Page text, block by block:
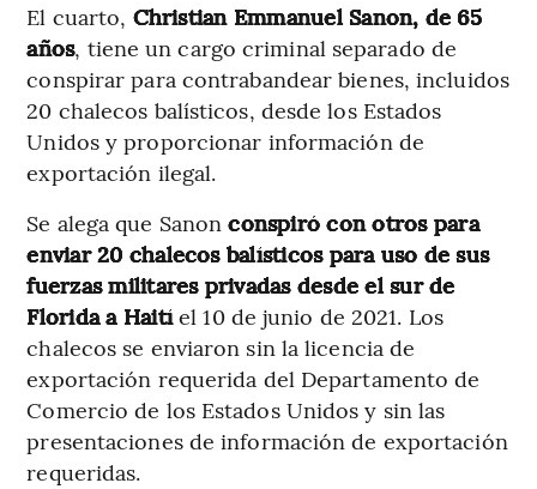
El cuarto, Christian Emmanuel Sanon, de 65
años, tiene un cargo criminal separado de
conspirar para contrabandear bienes, incluidos
20 chalecos balísticos, desde los Estados
Unidos y proporcionar información de
exportación ilegal.
Se alega que Sanonconspiró con otros para
enviar 20 chalecos balísticos para uso de sus
fuerzas militares privadas desde el sur de
Florida a Haitíel 10 de junio de 2021. Los
chalecos se enviaron sin la licencia de
exportación requerida del Departamento de
Comercio de los Estados Unidos y sin las
presentaciones de información de exportación
requeridas.